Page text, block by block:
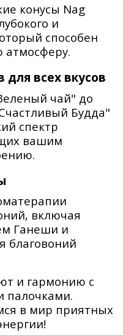
конусы Nag
и
способен
атмосферу.
для всех вкусов
чай" до
Будда"
спектр
вашим
включая
Ганеши и
благовоний
и гармонию с
палочками.
в мир приятных